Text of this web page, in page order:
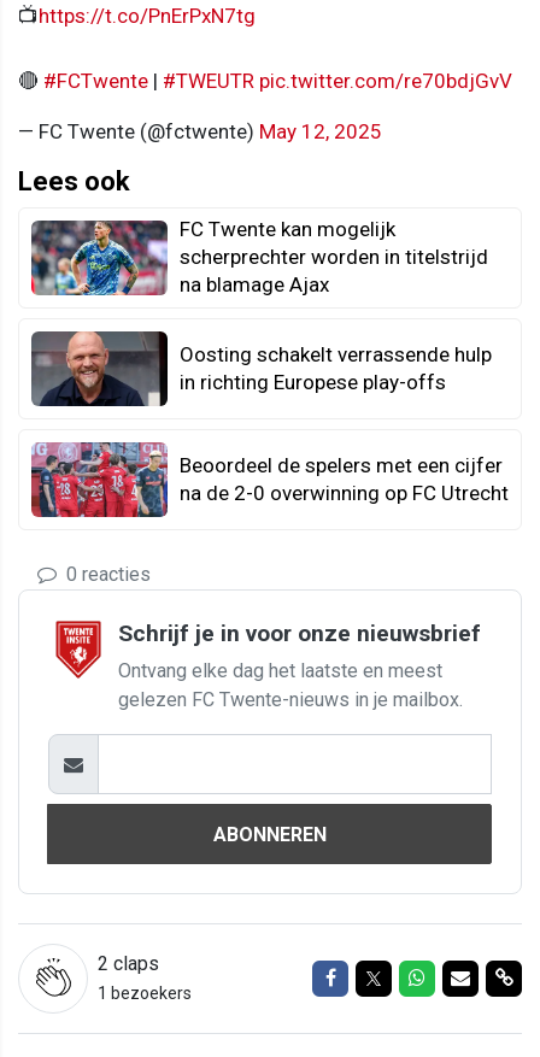
📺https://t.co/PnErPxN7tg
🔴 #FCTwente | #TWEUTR pic.twitter.com/re70bdjGvV
— FC Twente (@fctwente) May 12, 2025
Lees ook
FC Twente kan mogelijk
scherprechter worden in titelstrijd
na blamage Ajax
Oosting schakelt verrassende hulp
in richting Europese play-offs
Beoordeel de spelers met een cijfer
na de 2-0 overwinning op FC Utrecht
0 reacties
Schrijf je in voor onze nieuwsbrief
Ontvang elke dag het laatste en meest
gelezen FC Twente-nieuws in je mailbox.
ABONNEREN
2 claps
1 bezoekers
Delen op Facebook
Delen op Twitter
Delen op
Delen